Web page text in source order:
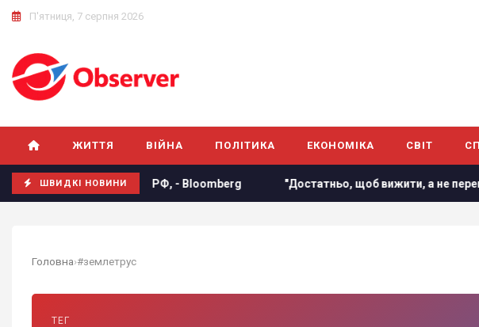
П'ятниця, 7 серпня 2026
ЖИТТЯ ВІЙНА ПОЛІТИКА ЕКОНОМІКА СВІТ
ШВИДКІ НОВИНИ
з Китаєм та РФ, - Bloomberg "Достатньо, щоб вижити, а не
Головна›#землетрус
ТЕГ